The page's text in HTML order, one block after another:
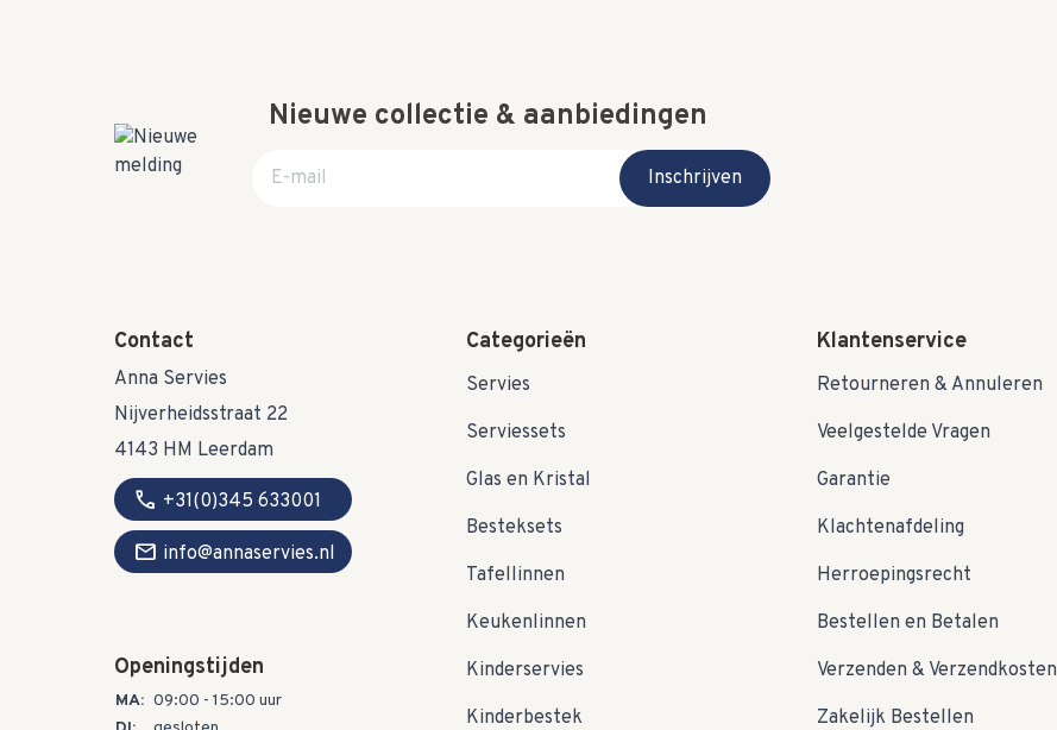
Nieuwe collectie & aanbiedingen
E-mail adres
Inschrijven
Contact
Anna Servies
Nijverheidsstraat 22
4143 HM Leerdam
call +31(0)345 633001
mail info@annaservies.nl
Openingstijden
MA: 09:00 - 15:00 uur
Categorieën
Servies
Serviessets
Glas en Kristal
Besteksets
Tafellinnen
Keukenlinnen
Kinderservies
Kinderbestek
Klantenservice
Retourneren & Annuleren
Veelgestelde Vragen
Garantie
Klachtenafdeling
Herroepingsrecht
Bestellen en Betalen
Verzenden & Verzendkosten
Zakelijk Bestellen